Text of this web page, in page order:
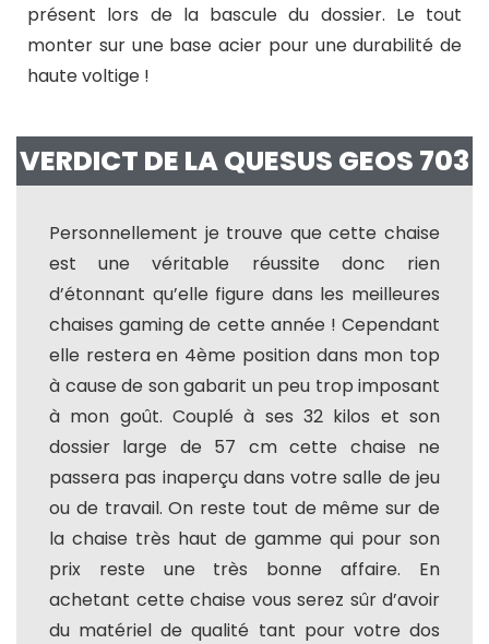
présent lors de la bascule du dossier. Le tout
monter sur une base acier pour une durabilité de
haute voltige !
VERDICT DE LA QUESUS GEOS 703
Personnellement je trouve que cette chaise
est une véritable réussite donc rien
d’étonnant qu’elle figure dans les meilleures
chaises gaming de cette année ! Cependant
elle restera en 4ème position dans mon top
à cause de son gabarit un peu trop imposant
à mon goût. Couplé à ses 32 kilos et son
dossier large de 57 cm cette chaise ne
passera pas inaperçu dans votre salle de jeu
ou de travail. On reste tout de même sur de
la chaise très haut de gamme qui pour son
prix reste une très bonne affaire. En
achetant cette chaise vous serez sûr d’avoir
du matériel de qualité tant pour votre dos